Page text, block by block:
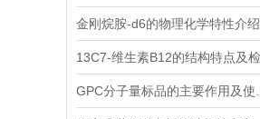
金刚烷胺-d6的物理化学特性介绍